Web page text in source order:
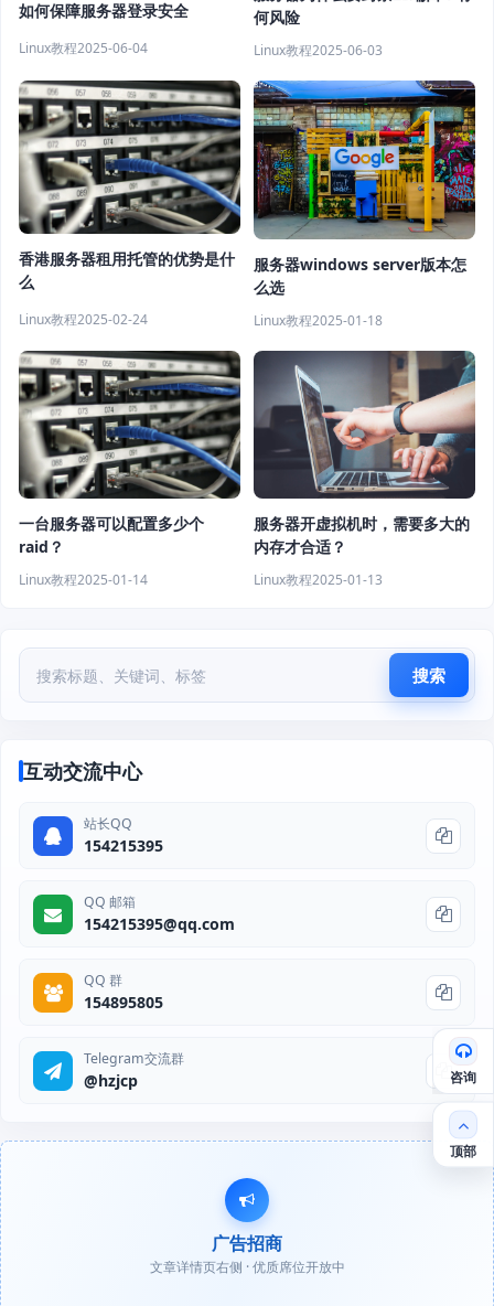
如何保障服务器登录安全
Linux教程2025-06-04
何风险
Linux教程2025-06-03
香港服务器租用托管的优势是什
么
Linux教程2025-02-24
服务器windows server版本怎
么选
Linux教程2025-01-18
一台服务器可以配置多少个
raid？
Linux教程2025-01-14
服务器开虚拟机时，需要多大的
内存才合适？
Linux教程2025-01-13
搜索
互动交流中心
站长QQ
154215395
QQ 邮箱
154215395@qq.com
QQ 群
154895805
Telegram交流群
@hzjcp
广告招商
文章详情页右侧 · 优质席位开放中
咨询
顶部